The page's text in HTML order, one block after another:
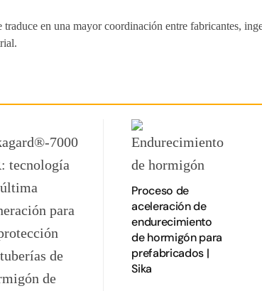
traduce en una mayor coordinación entre fabricantes,
Proceso de
aceleración de
endurecimiento
de hormigón para
prefabricados |
Sika